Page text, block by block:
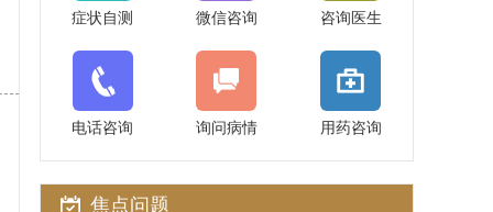
黄进华
主任医师
专业擅长：长沙中科皮肤病医院
授研究生导师中国中西医结合学
症状自测 微信咨询 咨询医生
电话咨询 询问病情 用药咨询
焦点问题